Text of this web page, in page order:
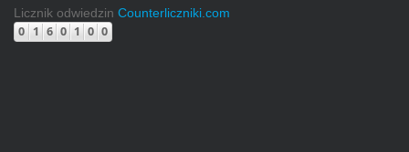
Licznik odwiedzin Counterliczniki.com